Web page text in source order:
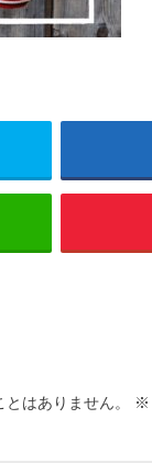
はありません。 ※